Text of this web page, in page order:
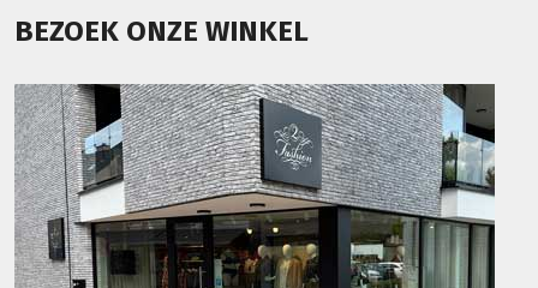
BEZOEK ONZE WINKEL